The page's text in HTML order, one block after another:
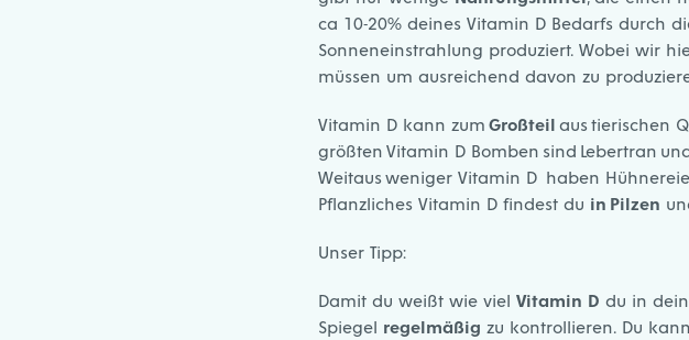
ca 10-20% deines Vitamin D Bedarfs durch
Sonneneinstrahlung produziert. Wobei wir
müssen um ausreichend davon zu
Vitamin D kann zum Großteil aus tierischen
größten Vitamin D Bomben sind Lebertran
Weitaus weniger Vitamin D haben
Pflanzliches Vitamin D findest du in Pilzen
Unser Tipp:
Damit du weißt wie viel Vitamin D du in
Spiegel regelmäßig zu kontrollieren. Du